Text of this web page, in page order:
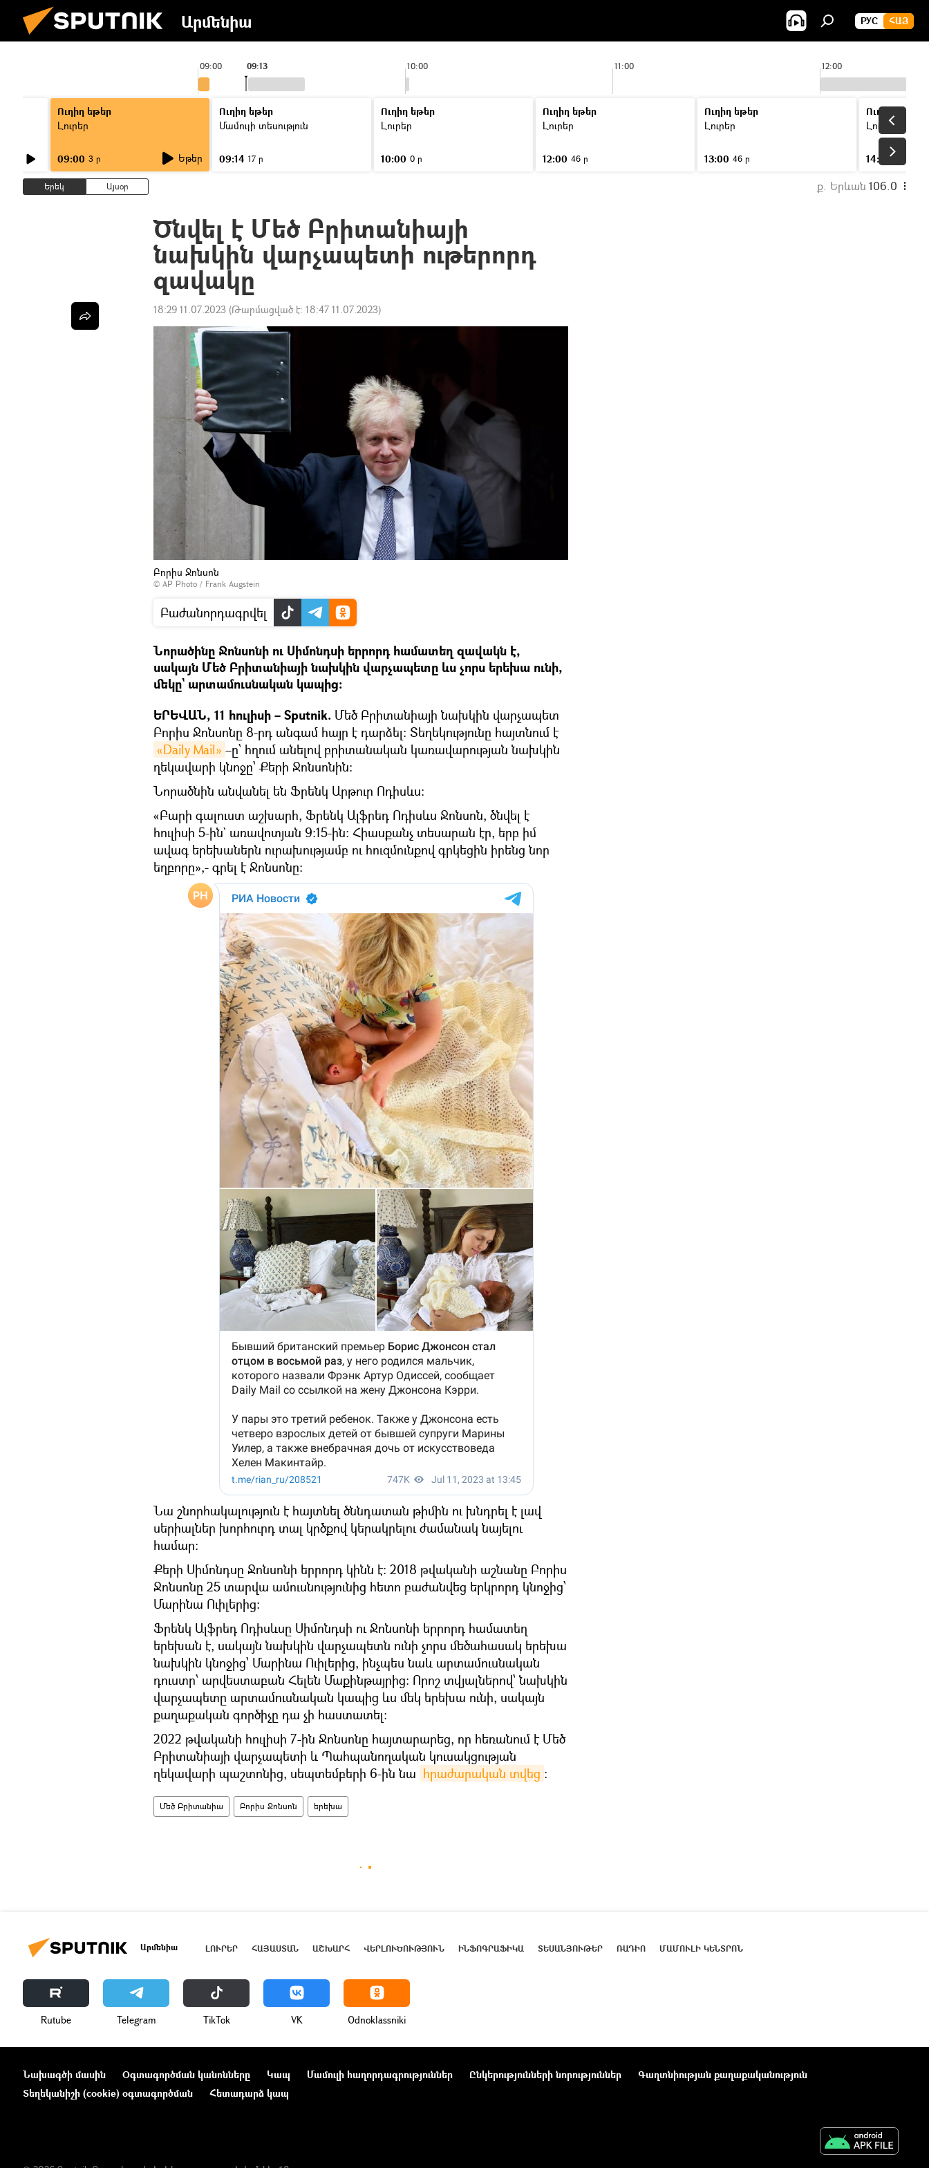
Արմենիա РУС ՀԱՅ
09:00 10:00 11:00 12:00
09:13
Ուղիղ եթեր
Լուրեր
09:00 3 ր Եթեր
Ուղիղ եթեր
Մամուլի տեսություն
09:14 17 ր
Ուղիղ եթեր
Լուրեր
10:00 0 ր
Ուղիղ եթեր
Լուրեր
12:00 46 ր
Ուղիղ եթեր
Լուրեր
13:00 46 ր
Ուղիղ եթեր
Լուրեր
14:00
Երեկ Այսօր ք. Երևան 106.0
Ծնվել է Մեծ Բրիտանիայի
նախկին վարչապետի ութերորդ
զավակը
18:29 11.07.2023 (Թարմացված է: 18:47 11.07.2023)
Բորիս Ջոնսոն
© AP Photo / Frank Augstein
Բաժանորդագրվել
Նորածինը Ջոնսոնի ու Սիմոնդսի երրորդ համատեղ զավակն է,
սակայն Մեծ Բրիտանիայի նախկին վարչապետը ևս չորս երեխա ունի,
մեկը` արտամուսնական կապից։
ԵՐԵՎԱՆ, 11 հուլիսի – Sputnik. Մեծ Բրիտանիայի նախկին վարչապետ
Բորիս Ջոնսոնը 8-րդ անգամ հայր է դարձել: Տեղեկությունը հայտնում է
«Daily Mail» –ը՝ հղում անելով բրիտանական կառավարության նախկին
ղեկավարի կնոջը՝ Քերի Ջոնսոնին։
Նորածնին անվանել են Ֆրենկ Արթուր Ոդիսևս։
«Բարի գալուստ աշխարհ, Ֆրենկ Ալֆրեդ Ոդիսևս Ջոնսոն, ծնվել է
հուլիսի 5-ին` առավոտյան 9։15-ին: Հիասքանչ տեսարան էր, երբ իմ
ավագ երեխաներն ուրախությամբ ու հուզմունքով գրկեցին իրենց նոր
եղբորը»,- գրել է Ջոնսոնը։
Նա շնորհակալություն է հայտնել ծննդատան թիմին ու խնդրել է լավ
սերիալներ խորհուրդ տալ կրծքով կերակրելու ժամանակ նայելու
համար։
Քերի Սիմոնդսը Ջոնսոնի երրորդ կինն է։ 2018 թվականի աշնանը Բորիս
Ջոնսոնը 25 տարվա ամուսնությունից հետո բաժանվեց երկրորդ կնոջից՝
Մարինա Ուիլերից։
Ֆրենկ Ալֆրեդ Ոդիսևսը Սիմոնդսի ու Ջոնսոնի երրորդ համատեղ
երեխան է, սակայն նախկին վարչապետն ունի չորս մեծահասակ երեխա
նախկին կնոջից՝ Մարինա Ուիլերից, ինչպես նաև արտամուսնական
դուստր՝ արվեստաբան Հելեն Մաքինթայրից: Որոշ տվյալներով՝ նախկին
վարչապետը արտամուսնական կապից ևս մեկ երեխա ունի, սակայն
քաղաքական գործիչը դա չի հաստատել։
2022 թվականի հուլիսի 7-ին Ջոնսոնը հայտարարեց, որ հեռանում է Մեծ
Բրիտանիայի վարչապետի և Պահպանողական կուսակցության
ղեկավարի պաշտոնից, սեպտեմբերի 6-ին նա հրաժարական տվեց ։
Մեծ Բրիտանիա Բորիս Ջոնսոն երեխա
Արմենիա ԼՈՒՐԵՐ ՀԱՅԱՍՏԱՆ ԱՇԽԱՐՀ ՎԵՐԼՈՒԾՈՒԹՅՈՒՆ ԻՆՖՈԳՐԱՖԻԿԱ ՏԵՍԱՆՅՈՒԹԵՐ ՌԱԴԻՈ ՄԱՄՈՒԼԻ ԿԵՆՏՐՈՆ
Rutube Telegram ТikТоk VK Odnoklassniki
Նախագծի մասին Օգտագործման կանոնները Կապ Մամուլի հաղորդագրություններ Ընկերությունների նորություններ
Գաղտնիության քաղաքականություն
Տեղեկանիշի (cookie) օգտագործման
Հետադարձ կապ